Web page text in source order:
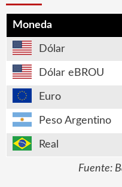
Moneda
Dólar
Dólar eBROU
Euro
Peso Argentino
Real
Fuente: